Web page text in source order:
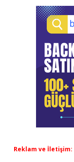
Reklam ve İletişim: